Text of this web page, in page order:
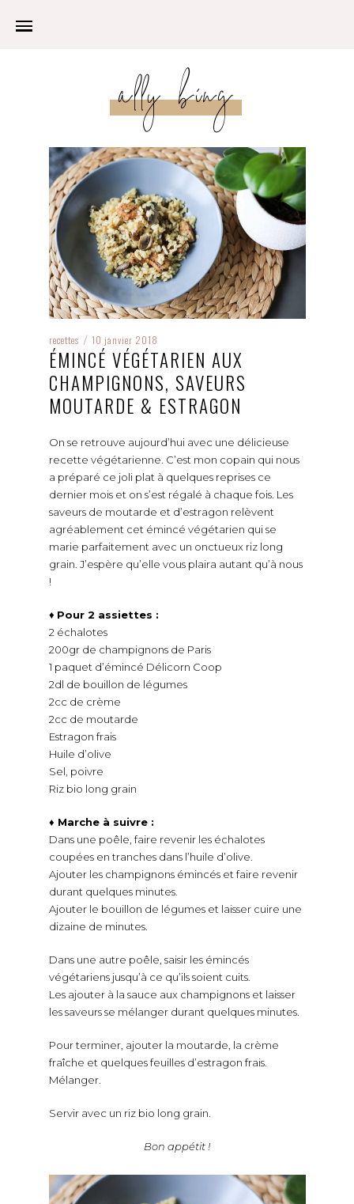
ally bing
recettes / 10 janvier 2018
ÉMINCÉ VÉGÉTARIEN AUX
CHAMPIGNONS, SAVEURS
MOUTARDE & ESTRAGON
On se retrouve aujourd’hui avec une délicieuse
recette végétarienne. C’est mon copain qui nous
a préparé ce joli plat à quelques reprises ce
dernier mois et on s’est régalé à chaque fois. Les
saveurs de moutarde et d’estragon relèvent
agréablement cet émincé végétarien qui se
marie parfaitement avec un onctueux riz long
grain. J’espère qu’elle vous plaira autant qu’à nous
!
♦ Pour 2 assiettes :
2 échalotes
200gr de champignons de Paris
1 paquet d’émincé Délicorn Coop
2dl de bouillon de légumes
2cc de crème
2cc de moutarde
Estragon frais
Huile d’olive
Sel, poivre
Riz bio long grain
♦ Marche à suivre :
Dans une poêle, faire revenir les échalotes
coupées en tranches dans l’huile d’olive.
Ajouter les champignons émincés et faire revenir
durant quelques minutes.
Ajouter le bouillon de légumes et laisser cuire une
dizaine de minutes.
Dans une autre poêle, saisir les émincés
végétariens jusqu’à ce qu’ils soient cuits.
Les ajouter à la sauce aux champignons et laisser
les saveurs se mélanger durant quelques minutes.
Pour terminer, ajouter la moutarde, la crème
fraîche et quelques feuilles d’estragon frais.
Mélanger.
Servir avec un riz bio long grain.
Bon appétit !